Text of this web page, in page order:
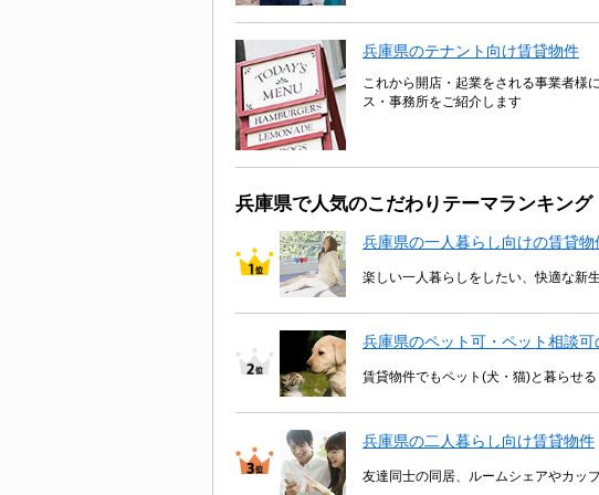
兵庫県のテナント向け賃貸物件
これから開店・起業をされる事業者様
ス・事務所をご紹介します
兵庫県で人気のこだわりテーマランキング
兵庫県の一人暮らし向けの賃貸物
楽しい一人暮らしをしたい、快適な新
兵庫県のペット可・ペット相談可
賃貸物件でもペット(犬・猫)と暮らせ
兵庫県の二人暮らし向け賃貸物件
友達同士の同居、ルームシェアやカッ